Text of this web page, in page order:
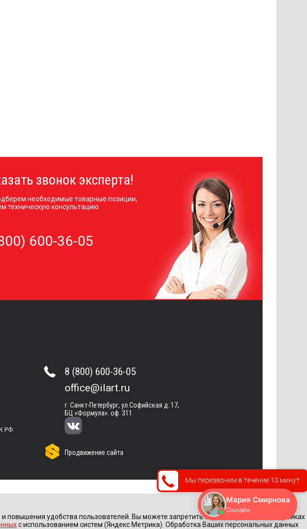
звонок эксперта!
необходимые товарные позиции,
техническую консультацию.
600-36-05
РФ.
8 (800) 600-36-05
office@ilart.ru
г. Санкт-Петербург, ул.Софийская д. 17,
БЦ «Формула». оф. 311
Продвижение сайта
удобства пользователей. Вы можете запретить обработку cookie в настройках
с использованием систем (Яндекс Метрика). Обработка Ваших персональных данных
Мы перезвоним в течение 10 минут